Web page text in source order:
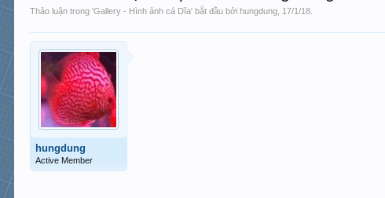
Thảo luận trong 'Gallery - Hình ảnh cá Dĩa' bắt đầu bởihungdung 17/1/18
hungdung
Active Member